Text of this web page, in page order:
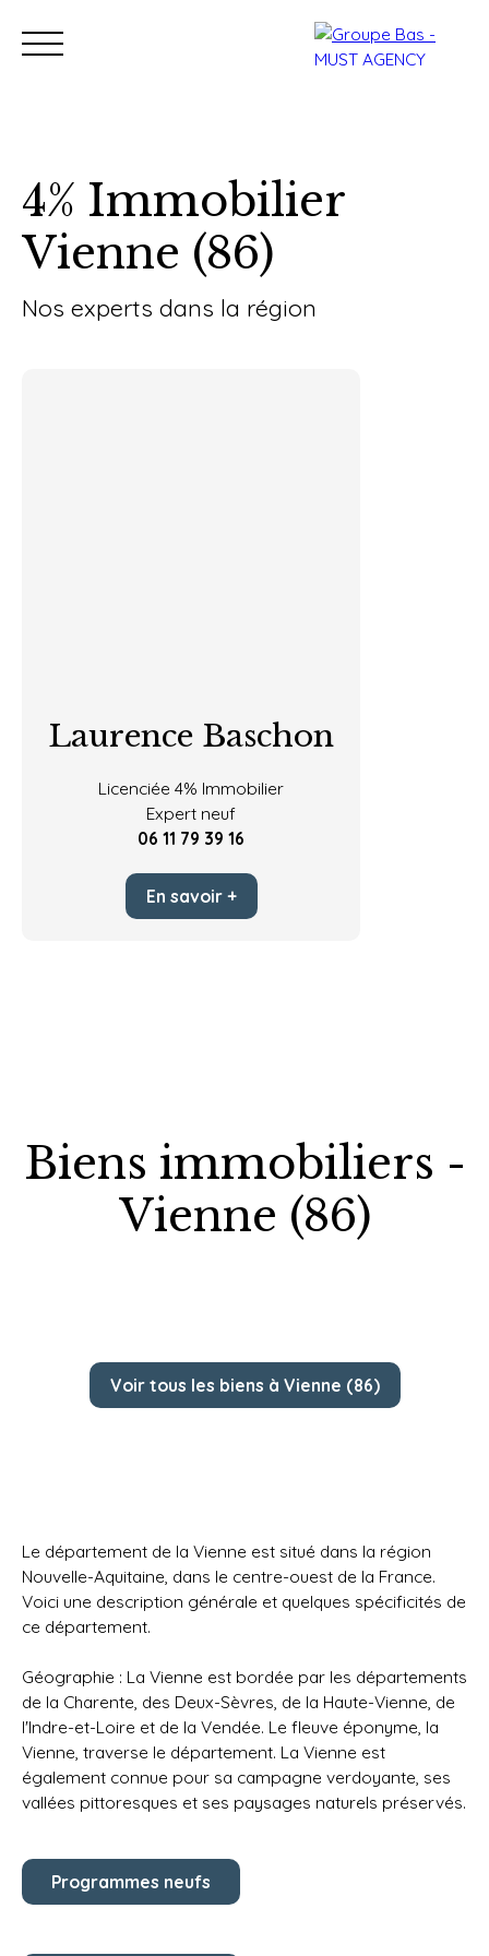
Nos bureaux Acheter Vendre
4% Immobilier
Vienne (86)
Nos experts dans la région
Laurence Baschon
Licenciée 4% Immobilier
Expert neuf
06 11 79 39 16
En savoir +
Biens immobiliers -
Vienne (86)
Voir tous les biens à Vienne (86)
Le département de la Vienne est situé dans la région
Nouvelle-Aquitaine, dans le centre-ouest de la France.
Voici une description générale et quelques spécificités de
ce département.
Géographie : La Vienne est bordée par les départements
de la Charente, des Deux-Sèvres, de la Haute-Vienne, de
l'Indre-et-Loire et de la Vendée. Le fleuve éponyme, la
Vienne, traverse le département. La Vienne est
également connue pour sa campagne verdoyante, ses
vallées pittoresques et ses paysages naturels préservés.
Programmes neufs